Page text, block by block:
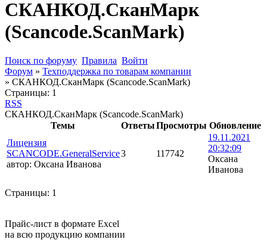
СКАНКОД.СканМарк
(Scancode.ScanMark)
Поиск по форуму Правила Войти
Форум » Техподдержка по товарам компании
» СКАНКОД.СканМарк (Scancode.ScanMark)
Страницы: 1
RSS
СКАНКОД.СканМарк (Scancode.ScanMark)
Темы
ОтветыПросмотры Обновление
Лицензия
SCANCODE.GeneralService
автор: Оксана Иванова
3 117742
19.11.2021
20:32:09
Оксана
Иванова
Страницы: 1
Прайс-лист в формате Excel
на всю продукцию компании